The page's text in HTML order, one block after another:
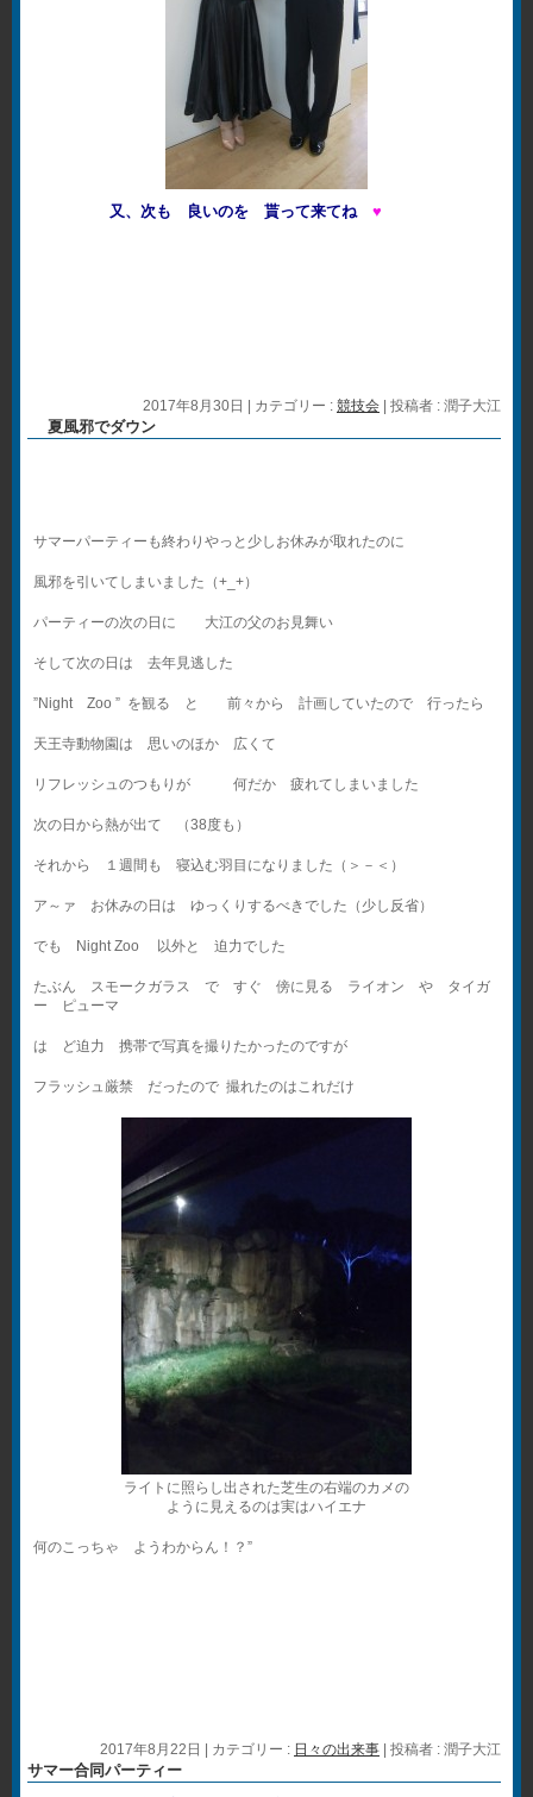
又、次も 良いのを 貰って来てね ♥
2017年8月30日 | カテゴリー : 競技会 | 投稿者 : 潤子大江
夏風邪でダウン
サマーパーティーも終わりやっと少しお休みが取れたのに
風邪を引いてしまいました（+_+）
パーティーの次の日に 大江の父のお見舞い
そして次の日は 去年見逃した
”Night Zoo ” を観る と 前々から 計画していたので 行ったら
天王寺動物園は 思いのほか 広くて
リフレッシュのつもりが 何だか 疲れてしまいました
次の日から熱が出て （38度も）
それから １週間も 寝込む羽目になりました（＞－＜）
ア～ァ お休みの日は ゆっくりするべきでした（少し反省）
でも Night Zoo 以外と 迫力でした
たぶん スモークガラス で すぐ 傍に見る ライオン や タイガ
ー ピューマ
は ど迫力 携帯で写真を撮りたかったのですが
フラッシュ厳禁 だったので 撮れたのはこれだけ
ライトに照らし出された芝生の右端のカメの
ように見えるのは実はハイエナ
何のこっちゃ ようわからん！？”
2017年8月22日 | カテゴリー : 日々の出来事 | 投稿者 : 潤子大江
サマー合同パーティー